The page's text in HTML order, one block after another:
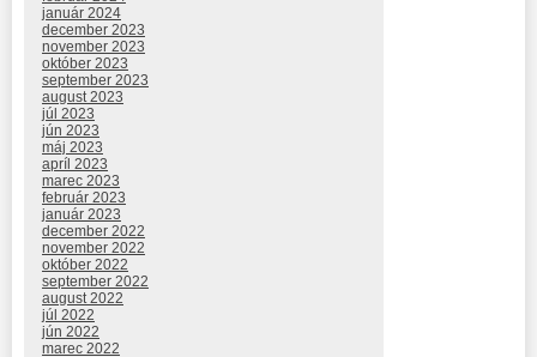
január 2024
december 2023
november 2023
október 2023
september 2023
august 2023
júl 2023
jún 2023
máj 2023
apríl 2023
marec 2023
február 2023
január 2023
december 2022
november 2022
október 2022
september 2022
august 2022
júl 2022
jún 2022
marec 2022